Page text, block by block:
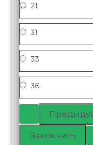
21
31
33
36